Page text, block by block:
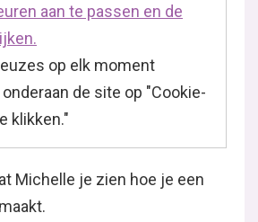
aan te passen en de
op elk moment
de site op "Cookie-
klikken."
Michelle je zien hoe je een